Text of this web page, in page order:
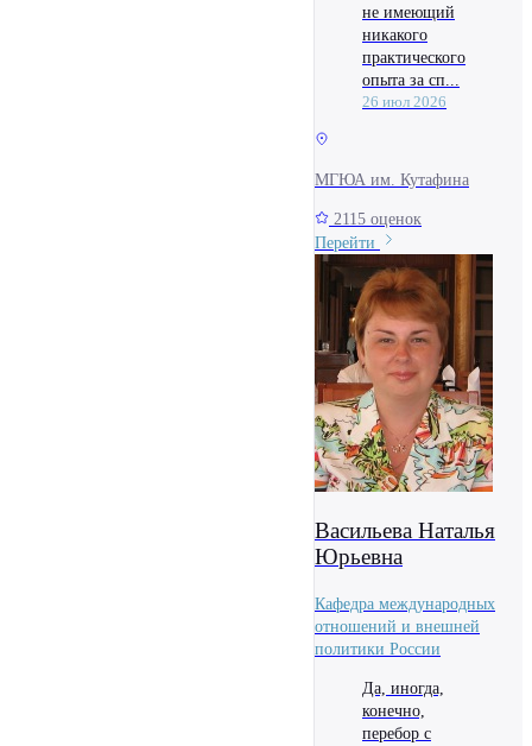
не имеющий
никакого
практического
опыта за сп...
26 июл 2026
МГЮА им. Кутафина
2115 оценок
Перейти
Васильева Наталья
Юрьевна
Кафедра международных
отношений и внешней
политики России
Да, иногда,
конечно,
перебор с